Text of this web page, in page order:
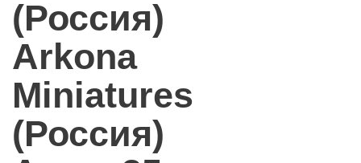
(Россия)
Arkona
Miniatures
(Россия)